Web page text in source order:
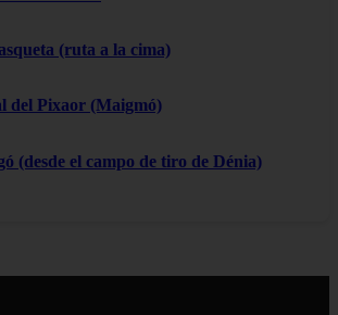
(ruta a la cima)
del Pixaor (Maigmó)
(desde el campo de tiro de Dénia)